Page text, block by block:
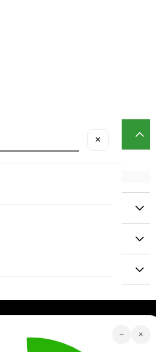
− ×
✕